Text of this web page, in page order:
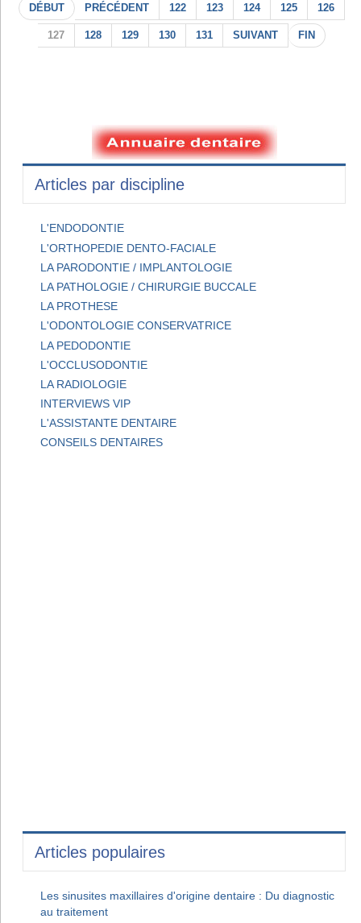
DÉBUT PRÉCÉDENT 122 123 124 125 126
127 128 129 130 131 SUIVANT FIN
Articles par discipline
L'ENDODONTIE
L'ORTHOPEDIE DENTO-FACIALE
LA PARODONTIE / IMPLANTOLOGIE
LA PATHOLOGIE / CHIRURGIE BUCCALE
LA PROTHESE
L'ODONTOLOGIE CONSERVATRICE
LA PEDODONTIE
L'OCCLUSODONTIE
LA RADIOLOGIE
INTERVIEWS VIP
L'ASSISTANTE DENTAIRE
CONSEILS DENTAIRES
Articles populaires
Les sinusites maxillaires d'origine dentaire : Du diagnostic
au traitement